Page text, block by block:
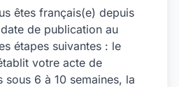
êtes français(e) depuis
de publication au
étapes suivantes : le
votre acte de
sous 6 à 10 semaines, la